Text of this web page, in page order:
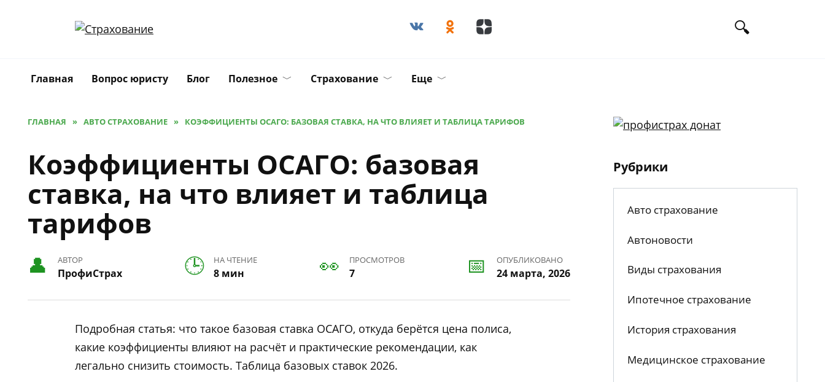
Главная Вопрос юристу Блог Полезное Страхование Еще
ГЛАВНАЯ » АВТО СТРАХОВАНИЕ » КОЭФФИЦИЕНТЫ ОСАГО: БАЗОВАЯ СТАВКА, НА ЧТО ВЛИЯЕТ И ТАБЛИЦА ТАРИФОВ
Коэффициенты ОСАГО: базовая
ставка, на что влияет и таблица
тарифов
АВТОР
ПрофиСтрах
НА ЧТЕНИЕ
8 мин
ПРОСМОТРОВ
7
ОПУБЛИКОВАНО
24 марта, 2026
Подробная статья: что такое базовая ставка ОСАГО, откуда берётся цена полиса,
какие коэффициенты влияют на расчёт и практические рекомендации, как
легально снизить стоимость. Таблица базовых ставок 2026.
Рубрики
Авто страхование
Автоновости
Виды страхования
Ипотечное страхование
История страхования
Медицинское страхование